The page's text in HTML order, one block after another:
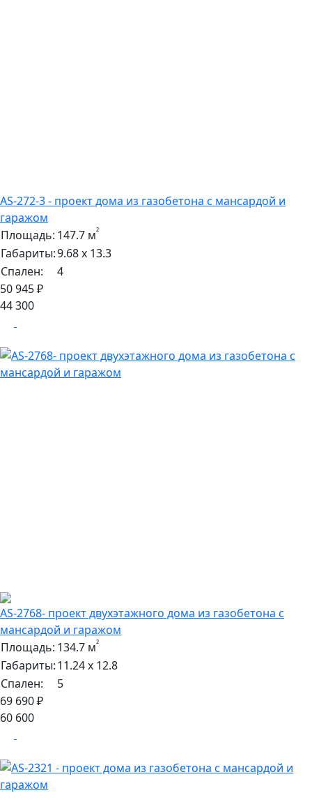
AS-272-3 - проект дома из газобетона с мансардой и
гаражом
Площадь: 147.7 м²
Габариты:9.68 х 13.3
Спален:
4
50 945 ₽
44 300
AS-2768- проект двухэтажного дома из газобетона с
мансардой и гаражом
Площадь: 134.7 м²
Габариты:11.24 х 12.8
Спален:
5
69 690 ₽
60 600